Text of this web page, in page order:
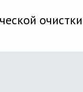
очистки